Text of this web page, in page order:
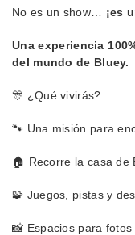
No es un show… ¡es
Una experiencia
del mundo de Bluey.
🎊 ¿Qué vivirás?
🐾 Una misión para
🏠 Recorre la casa de
🧩 Juegos, pistas y
📸 Espacios para fotos